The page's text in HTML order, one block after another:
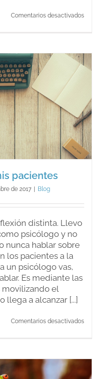
Comentarios desactivadosen
placer
pacientes
de 2017 | Blog
distinta. Llevo
psicólogo y no
nunca hablar sobre
los pacientes a la
un psicólogo vas,
Es mediante las
movilizando el
llega a alcanzar [...]
Comentarios desactivadosen